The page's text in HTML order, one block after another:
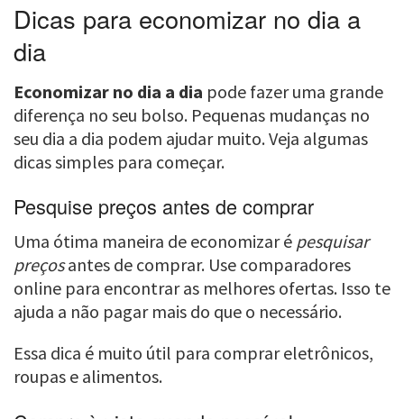
Dicas para economizar no dia a
dia
Economizar no dia a dia pode fazer uma grande
diferença no seu bolso. Pequenas mudanças no
seu dia a dia podem ajudar muito. Veja algumas
dicas simples para começar.
Pesquise preços antes de comprar
Uma ótima maneira de economizar é pesquisar
preçosantes de comprar. Use comparadores
online para encontrar as melhores ofertas. Isso te
ajuda a não pagar mais do que o necessário.
Essa dica é muito útil para comprar eletrônicos,
roupas e alimentos.